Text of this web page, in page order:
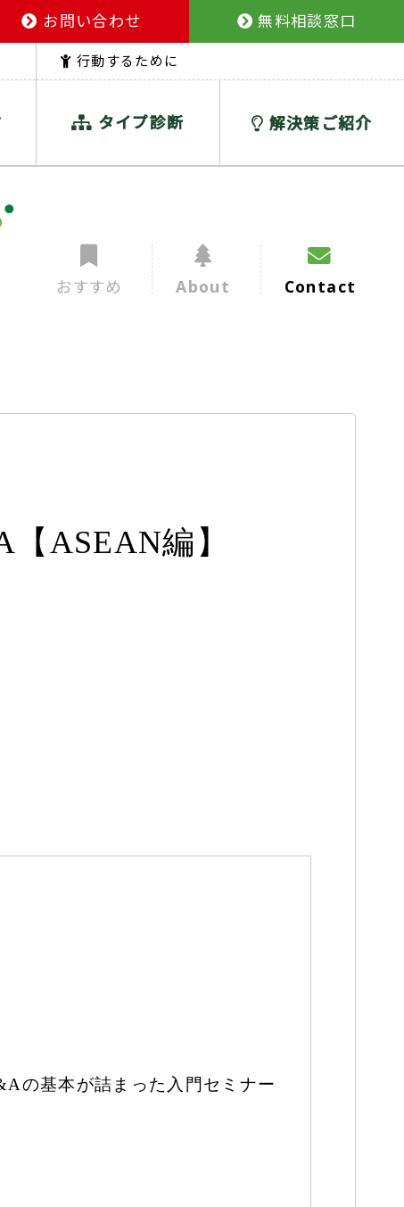
お問い合わせ 無料相談窓口
行動するために
タイプ診断 解決策ご紹介
おすすめ About Contact
ASEAN編】
の基本が詰まった入門セミナー